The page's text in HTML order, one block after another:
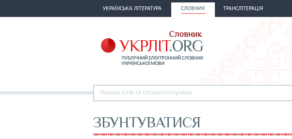
УКРАЇНСЬКА ЛІТЕРАТУРА СЛОВНИК ТРАНСЛІТЕРАЦІЯ
ЗБУНТУВАТИСЯ